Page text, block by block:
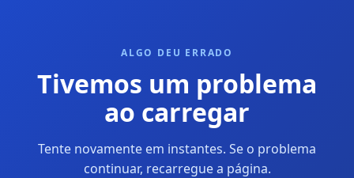
ALGO DEU ERRADO
Tivemos um problema
ao carregar
Tente novamente em instantes. Se o problema
continuar, recarregue a página.